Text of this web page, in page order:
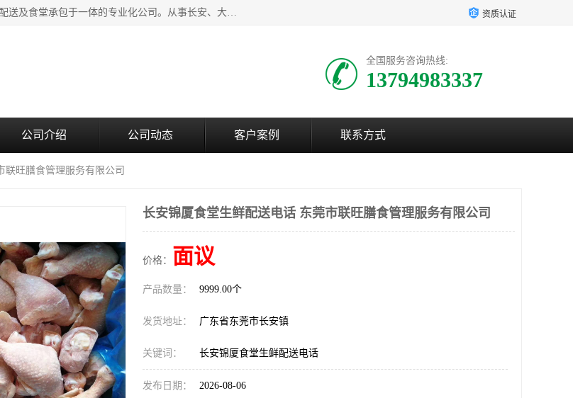
广东食安膳食管理服务有限公司是一家集干货粮油、肉禽蔬菜等食品加工、配送及食堂承包于一体的专业化公司。从事长安、大朗、大岭山、厚街、虎门等地区的蔬菜配送服务。 专业的服务队伍，以及完善的服务机制，经过多年的努力拼搏，赢得了广大客户的信赖和支持。 资质认证
全国服务咨询热线:
13794983337
公司介绍 公司动态 客户案例 联系方式
旺膳食管理服务有限公司
长安锦厦食堂生鲜配送电话 东莞市联旺膳食管理服务有限公司
价格： 面议
产品数量： 9999.00个
发货地址： 广东省东莞市长安镇
关键词： 长安锦厦食堂生鲜配送电话
发布日期： 2026-08-06